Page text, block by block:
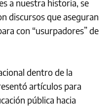
a nuestra historia, se
discursos que aseguran
con “usurpadores” de
dentro de la
artículos para
pública hacia